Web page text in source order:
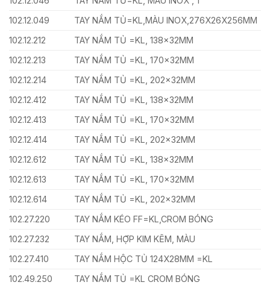
102.12.049
TAY NẮM TỦ=KL,MÀU INOX,276X26X256MM
102.12.212
TAY NẮM TỦ =KL, 138x32MM
102.12.213
TAY NẮM TỦ =KL, 170x32MM
102.12.214
TAY NẮM TỦ =KL, 202x32MM
102.12.412
TAY NẮM TỦ =KL, 138x32MM
102.12.413
TAY NẮM TỦ =KL, 170x32MM
102.12.414
TAY NẮM TỦ =KL, 202x32MM
102.12.612
TAY NẮM TỦ =KL, 138x32MM
102.12.613
TAY NẮM TỦ =KL, 170x32MM
102.12.614
TAY NẮM TỦ =KL, 202x32MM
102.27.220
TAY NẮM KÉO FF=KL,CROM BÓNG
102.27.232
TAY NẮM, HỢP KIM KẼM, MÀU
102.27.410
TAY NẮM HỘC TỦ 124X28MM =KL
102.49.250
TAY NẮM TỦ =KL CROM BÓNG